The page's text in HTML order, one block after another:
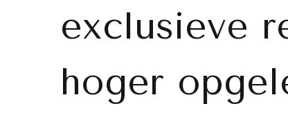
exclusieve
hoger